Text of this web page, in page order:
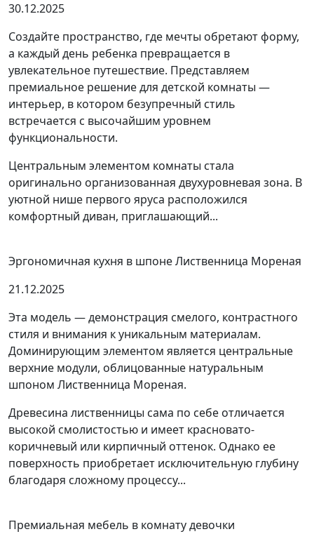
30.12.2025
Создайте пространство, где мечты обретают форму,
а каждый день ребенка превращается в
увлекательное путешествие. Представляем
премиальное решение для детской комнаты —
интерьер, в котором безупречный стиль
встречается с высочайшим уровнем
функциональности.
Центральным элементом комнаты стала
оригинально организованная двухуровневая зона. В
уютной нише первого яруса расположился
комфортный диван, приглашающий...
Эргономичная кухня в шпоне Лиственница Мореная
21.12.2025
Эта модель — демонстрация смелого, контрастного
стиля и внимания к уникальным материалам.
Доминирующим элементом является центральные
верхние модули, облицованные натуральным
шпоном Лиственница Мореная.
Древесина лиственницы сама по себе отличается
высокой смолистостью и имеет красновато-
коричневый или кирпичный оттенок. Однако ее
поверхность приобретает исключительную глубину
благодаря сложному процессу...
Премиальная мебель в комнату девочки